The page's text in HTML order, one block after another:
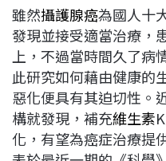
b
o
o
k
a
d
s
e
d
I
n
雖然攝護腺癌為國人十
發現並接受適當治療，
上，不過當時間久了病
此研究如何藉由健康的
惡化便具有其迫切性。
構就發現，補充維生素
化，有望為癌症治療提